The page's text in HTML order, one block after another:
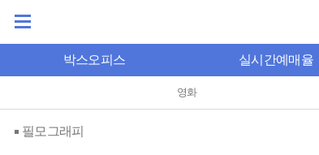
박스오피스 실시간예매율
영화
필모그래피